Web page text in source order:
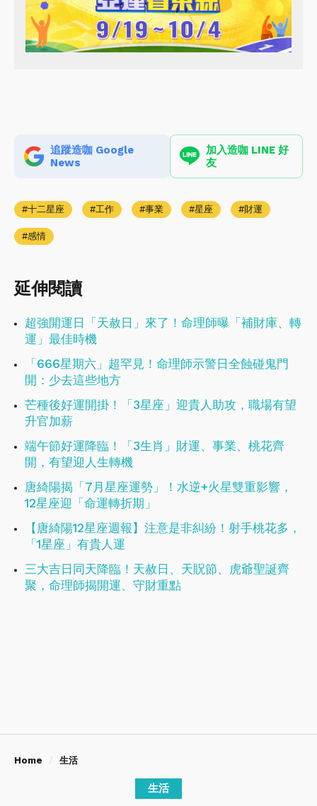
追蹤造咖 Google
News
加入造咖 LINE 好
友
十二星座 工作 事業 星座 財運
感情
延伸閱讀
超強開運日「天赦日」來了！命理師曝「補財庫、轉
運」最佳時機
「666星期六」超罕見！命理師示警日全蝕碰鬼門
開：少去這些地方
芒種後好運開掛！「3星座」迎貴人助攻，職場有望
升官加薪
端午節好運降臨！「3生肖」財運、事業、桃花齊
開，有望迎人生轉機
唐綺陽揭「7月星座運勢」！水逆+火星雙重影響，
12星座迎「命運轉折期」
【唐綺陽12星座週報】注意是非糾紛！射手桃花多，
「1星座」有貴人運
三大吉日同天降臨！天赦日、天貺節、虎爺聖誕齊
聚，命理師揭開運、守財重點
Home 生活
生活